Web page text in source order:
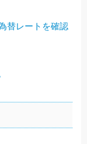
替レートを確認